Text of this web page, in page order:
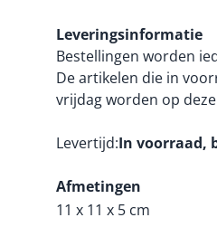
Leveringsinformatie
Bestellingen worden
De artikelen die in
vrijdag worden op
Levertijd In voorraad,
Afmetingen
11 x 11 x 5 cm